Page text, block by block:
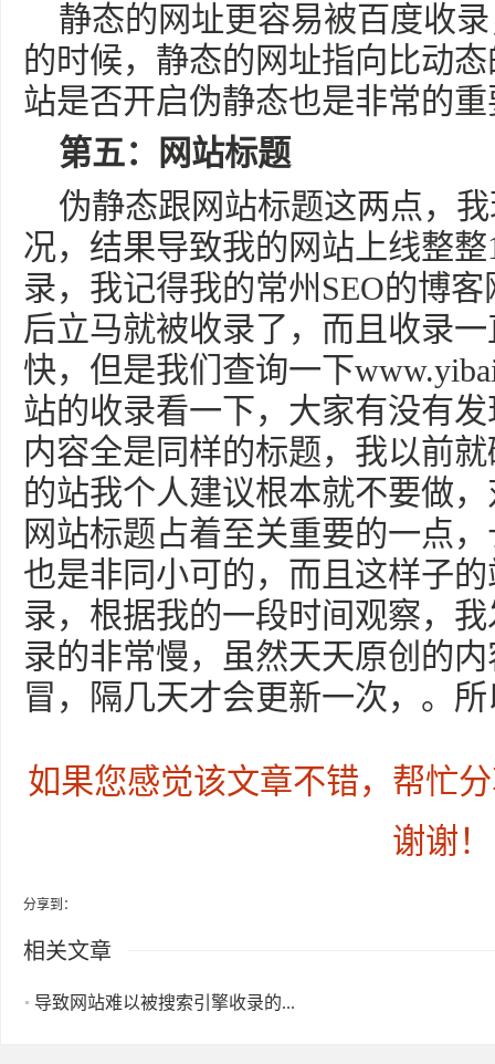
静态的网址更容易被百度收
的时候，静态的网址指向比动
站是否开启伪静态也是非常的
第五：网站标题
伪静态跟网站标题这两点，
况，结果导致我的网站上线整
录，我记得我的常州SEO的博
后立马就被收录了，而且收录
快，但是我们查询一下
站的收录看一下，大家有没有
内容全是同样的标题，我以前
的站我个人建议根本就不要做
网站标题占着至关重要的一点
也是非同小可的，而且这样子
录，根据我的一段时间观察，
录的非常慢，虽然天天原创的
冒，隔几天才会更新一次，。
如果您感觉该文章不错，帮忙
谢谢！
分享到：
相关文章
导致网站难以被搜索引擎收录的...